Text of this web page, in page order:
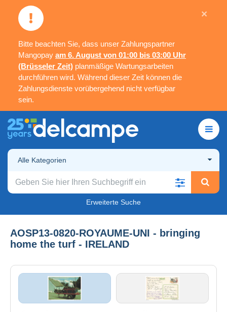
Bitte beachten Sie, dass unser Zahlungspartner
Mangopay am 6. August von 01:00 bis 03:00 Uhr
(Brüsseler Zeit) planmäßige Wartungsarbeiten
durchführen wird. Während dieser Zeit können die
Zahlungsdienste vorübergehend nicht verfügbar
sein.
×
Alle Kategorien
Erweiterte Suche
AOSP13-0820-ROYAUME-UNI - bringing
home the turf - IRELAND